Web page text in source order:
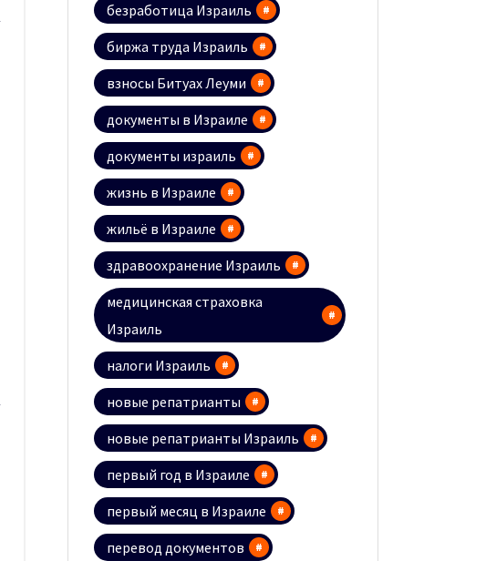
безработица Израиль
биржа труда Израиль
взносы Битуах Леуми
документы в Израиле
документы израиль
жизнь в Израиле
жильё в Израиле
здравоохранение Израиль
медицинская страховка
Израиль
налоги Израиль
новые репатрианты
новые репатрианты Израиль
первый год в Израиле
первый месяц в Израиле
перевод документов